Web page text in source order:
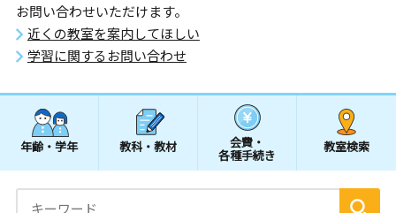
お問い合わせいただけます。
近くの教室を案内してほしい
学習に関するお問い合わせ
年齢・学年 教科・教材 会費・
各種手続き
教室検索